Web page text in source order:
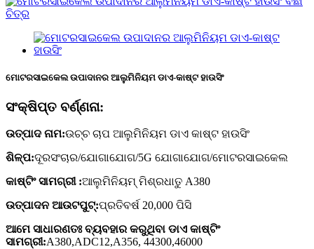
ମୋଟରସାଇକେଲ ଉପାଦାନର ଆଲୁମିନିୟମ ଡାଏ-କାଷ୍ଟ ହାଉସିଂ
ସଂକ୍ଷିପ୍ତ ବର୍ଣ୍ଣନା:
ଉତ୍ପାଦ ନାମ:ଉଚ୍ଚ ଚାପ ଆଲୁମିନିୟମ ଡାଏ କାଷ୍ଟ ହାଉସିଂ
ଶିଳ୍ପ:ଦୂରସଂଚାର/ଯୋଗାଯୋଗ/5G ଯୋଗାଯୋଗ/ମୋଟରସାଇକେଲ
କାଷ୍ଟିଂ ସାମଗ୍ରୀ :ଆଲୁମିନିୟମ୍ ମିଶ୍ରଧାତୁ A380
ଉତ୍ପାଦନ ଆଉଟପୁଟ୍:ପ୍ରତିବର୍ଷ 20,000 ପିସି
ଆମେ ସାଧାରଣତଃ ବ୍ୟବହାର କରୁଥିବା ଡାଏ କାଷ୍ଟିଂ
ସାମଗ୍ରୀ:A380,ADC12,A356, 44300,46000